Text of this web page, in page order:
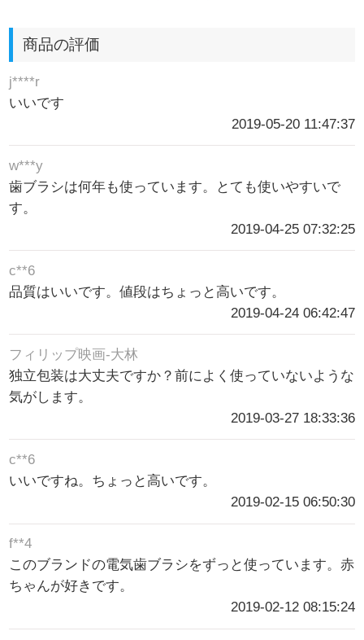
商品の評価
j****r
いいです
2019-05-20 11:47:37
w***y
歯ブラシは何年も使っています。とても使いやすいで
す。
2019-04-25 07:32:25
c**6
品質はいいです。値段はちょっと高いです。
2019-04-24 06:42:47
フィリップ映画-大林
独立包装は大丈夫ですか？前によく使っていないような
気がします。
2019-03-27 18:33:36
c**6
いいですね。ちょっと高いです。
2019-02-15 06:50:30
f**4
このブランドの電気歯ブラシをずっと使っています。赤
ちゃんが好きです。
2019-02-12 08:15:24